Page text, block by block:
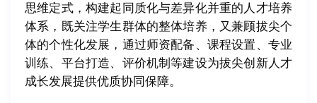
思维定式，构建起同质化与差异化并重的人才培养
体系，既关注学生群体的整体培养，又兼顾拔尖个
体的个性化发展，通过师资配备、课程设置、专业
训练、平台打造、评价机制等建设为拔尖创新人才
成长发展提供优质协同保障。